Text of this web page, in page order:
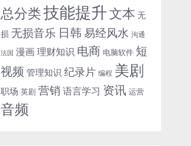
总分类技能提升文本 无
损 无损音乐 日韩 易经风水 沟通
法国 漫画理财知识 电商 电脑软件 短
视频 管理知识 纪录片 编程 美剧
职场 英剧 营销 语言学习 资讯 运营
音频